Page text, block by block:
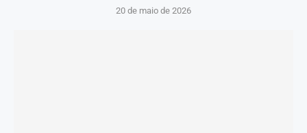
20 de maio de 2026